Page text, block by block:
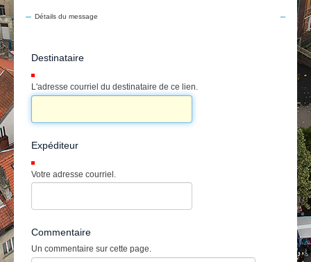
E-guichet / Prendre RDV
Détails du message
Destinataire
L'adresse courriel du destinataire de ce lien.
Expéditeur
Votre adresse courriel.
Commentaire
Un commentaire sur cette page.